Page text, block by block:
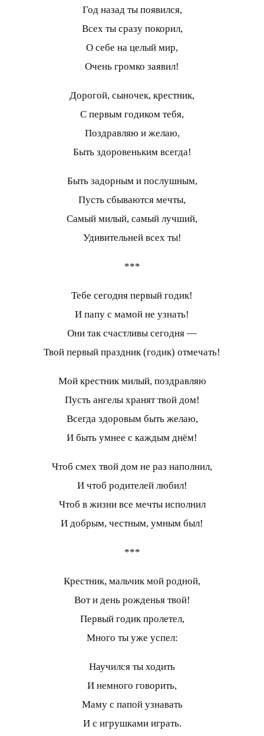
Год назад ты появился,
Всех ты сразу покорил,
О себе на целый мир,
Очень громко заявил!
Дорогой, сыночек, крестник,
С первым годиком тебя,
Поздравляю и желаю,
Быть здоровеньким всегда!
Быть задорным и послушным,
Пусть сбываются мечты,
Самый милый, самый лучший,
Удивительней всех ты!
***
Тебе сегодня первый годик!
И папу с мамой не узнать!
Они так счастливы сегодня —
Твой первый праздник (годик) отмечать!
Мой крестник милый, поздравляю
Пусть ангелы хранят твой дом!
Всегда здоровым быть желаю,
И быть умнее с каждым днём!
Чтоб смех твой дом не раз наполнил,
И чтоб родителей любил!
Чтоб в жизни все мечты исполнил
И добрым, честным, умным был!
***
Крестник, мальчик мой родной,
Вот и день рожденья твой!
Первый годик пролетел,
Много ты уже успел:
Научился ты ходить
И немного говорить,
Маму с папой узнавать
И с игрушками играть.